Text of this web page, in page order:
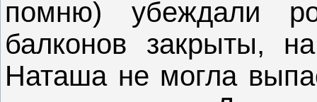
помню) убеждали
балконов закрыты,
Наташа не могла